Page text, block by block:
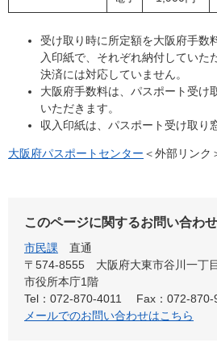
受け取り時に所定額を大阪府手数
入印紙で、それぞれ納付していた
決済には対応していません。
大阪府手数料は、パスポート受け
いただきます。
収入印紙は、パスポート受け取り
大阪府パスポートセンター ＜外部リンク
このページに関するお問い合わ
市民課
直通
〒574-8555 大阪府大東市谷川一丁
市役所本庁1階
Tel：072-870-4011
Fax：072-870-
メールでのお問い合わせはこちら